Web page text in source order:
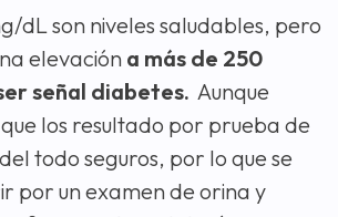
dL son niveles saludables, pero
elevacióna más de 250
señal diabetes. Aunque
los resultado por prueba de
todo seguros, por lo que se
por un examen de orina y